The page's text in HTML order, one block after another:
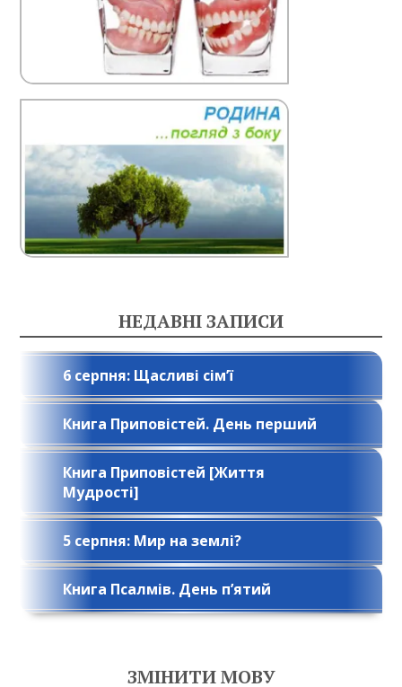
НЕДАВНІ ЗАПИСИ
6 серпня: Щасливі сім’ї
Книга Приповістей. День перший
Книга Приповістей [Життя
Мудрості]
5 серпня: Мир на землі?
Книга Псалмів. День п’ятий
ЗМІНИТИ МОВУ